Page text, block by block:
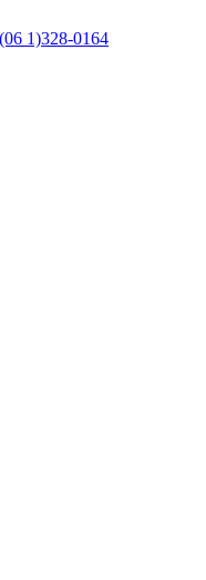
(06 1)328-0164